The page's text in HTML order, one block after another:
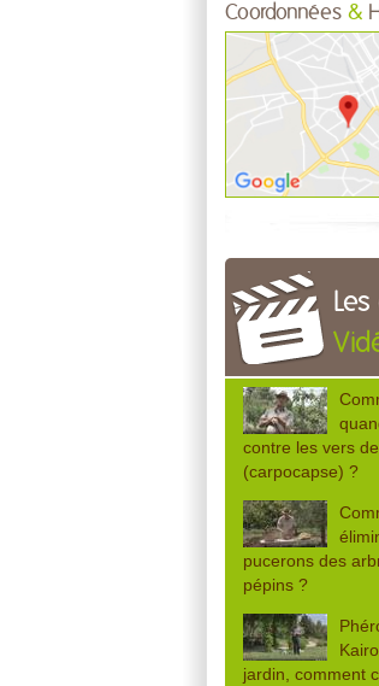
Coordonnées &
Les
contre les vers
(carpocapse) ?
pucerons des
pépins ?
jardin, comment